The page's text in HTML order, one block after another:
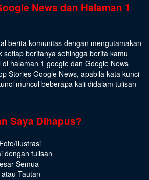
News dan Halaman 1
berita komunitas dengan mengutamakan
setiap beritanya sehingga berita kamu
halaman 1 google dan Google News
Stories Google News, apabila kata kunci
muncul beberapa kali didalam tulisan
Saya Dihapus?
Ilustrasi
dengan tulisan
Semua
Tautan